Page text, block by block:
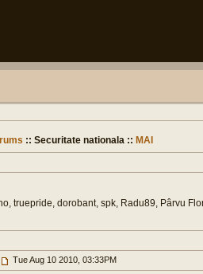
:: Securitate nationala :: MAI
truepride, dorobant, spk, Radu89, Pârvu
Tue Aug 10 2010, 03:33PM